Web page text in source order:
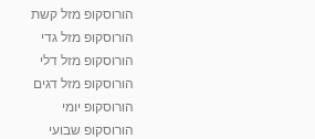
הורוסקופ מזל קשת
הורוסקופ מזל גדי
הורוסקופ מזל דלי
הורוסקופ מזל דגים
הורוסקופ יומי
הורוסקופ שבועי